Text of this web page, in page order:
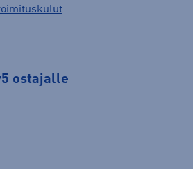
ostajalle